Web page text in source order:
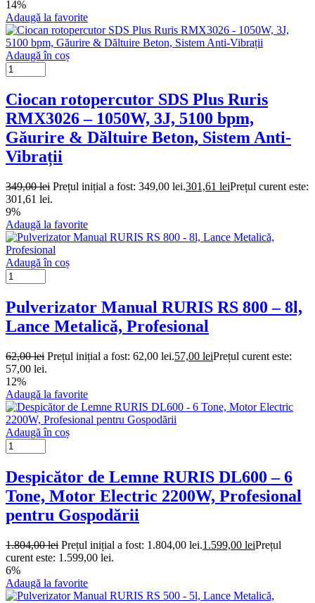
14%
Adaugă la favorite
Adaugă în coș
Ciocan rotopercutor SDS Plus Ruris
RMX3026 – 1050W, 3J, 5100 bpm,
Găurire & Dăltuire Beton, Sistem Anti-
Vibrații
349,00lei Prețul inițial a fost: 349,00 lei.301,61 leiPrețul curent este:
301,61 lei.
9%
Adaugă la favorite
Adaugă în coș
Pulverizator Manual RURIS RS 800 – 8l,
Lance Metalică, Profesional
62,00lei Prețul inițial a fost: 62,00 lei.57,00 leiPrețul curent este:
57,00 lei.
12%
Adaugă la favorite
Adaugă în coș
Despicător de Lemne RURIS DL600 – 6
Tone, Motor Electric 2200W, Profesional
pentru Gospodării
1.804,00lei Prețul inițial a fost: 1.804,00 lei.1.599,00 leiPrețul
curent este: 1.599,00 lei.
6%
Adaugă la favorite